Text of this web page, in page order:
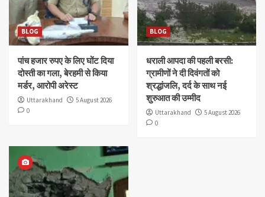
BLOG
पांच हजार रुपए के लिए घोंट दिया
दोस्ती का गला, बेरहमी से किया
मर्डर, आरोपी अरेस्ट
Uttarakhand
5 August 2026
0
BLOG
धराली आपदा की पहली बरसी:
ग्रामीणों ने दी दिवंगतों को
श्रद्धांजलि, दर्द के साथ नई
शुरुआत की उम्मीद
Uttarakhand
5 August 2026
0